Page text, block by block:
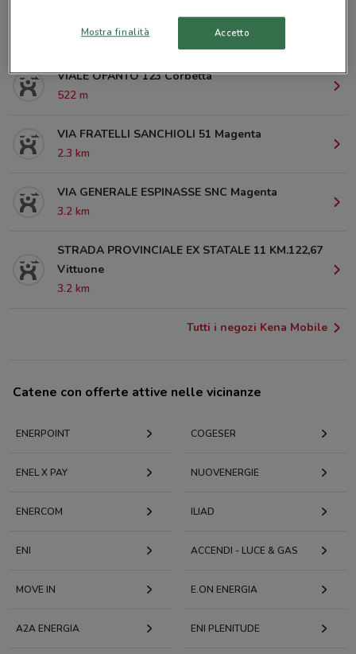
VIA BRERA 41 Corbetta
232 m
VIALE OFANTO 123 Corbetta
522 m
VIA FRATELLI SANCHIOLI 51 Magenta
2.3 km
VIA GENERALE ESPINASSE SNC Magenta
3.2 km
STRADA PROVINCIALE EX STATALE 11 KM.122,67
Vittuone
3.2 km
Tutti i negozi Kena Mobile
Catene con offerte attive nelle vicinanze
ENERPOINT COGESER
ENEL X PAY NUOVENERGIE
ENERCOM ILIAD
ENI ACCENDI - LUCE & GAS
MOVE IN E.ON ENERGIA
A2A ENERGIA ENI PLENITUDE
Mostra finalità Accetto